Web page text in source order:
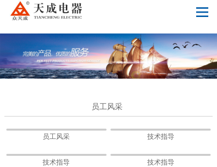
世界杯押注平台_2026世界杯指定网投
员工风采
员工风采 技术指导
技术指导 技术指导